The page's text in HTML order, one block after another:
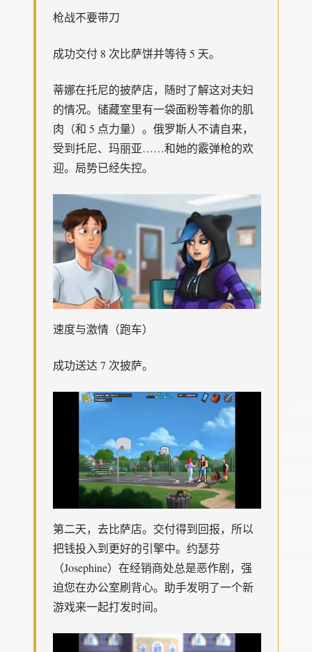
枪战不要带刀
成功交付 8 次比萨饼并等待 5 天。
蒂娜在托尼的披萨店，随时了解这对夫妇
的情况。储藏室里有一袋面粉等着你的肌
肉（和 5 点力量）。俄罗斯人不请自来，
受到托尼、玛丽亚……和她的霰弹枪的欢
迎。局势已经失控。
速度与激情（跑车）
成功送达 7 次披萨。
第二天，去比萨店。交付得到回报，所以
把钱投入到更好的引擎中。约瑟芬
（Josephine）在经销商处总是恶作剧，强
迫您在办公室刷背心。助手发明了一个新
游戏来一起打发时间。